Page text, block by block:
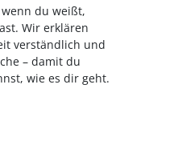
du weißt,
Wir erklären
verständlich und
– damit du
wie es dir geht.